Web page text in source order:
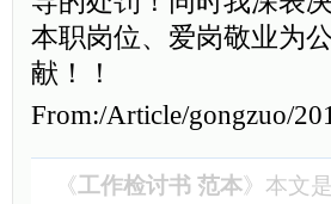
本职岗位、爱岗敬业为
献！！
From:/Article/gongzuo/
《工作检讨书 范本》本文